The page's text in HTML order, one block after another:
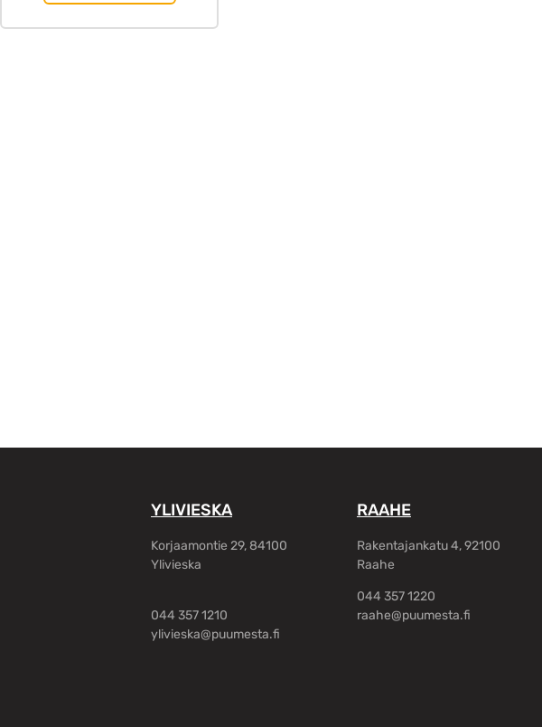
YLIVIESKA
Korjaamontie 29, 84100
Ylivieska
044 357 1210
ylivieska@puumesta.fi
RAAHE
Rakentajankatu 4, 92100
Raahe
044 357 1220
raahe@puumesta.fi